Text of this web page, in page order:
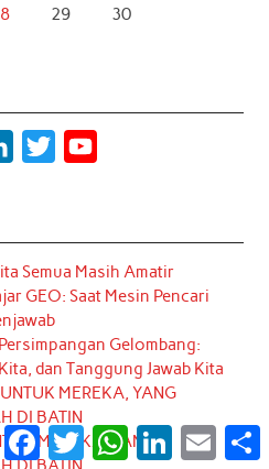
29
30
k
e
d
I
n
t
t
r
T
u
e
Semua Masih Amatir
GEO: Saat Mesin Pencari
Gelombang:
dan Tanggung Jawab Kita
UNTUK MEREKA, YANG
DI BATIN
MEREKA, YANG
Facebook
TwitterWhatsApp
LinkedInEmail